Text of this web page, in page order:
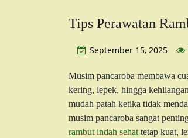
Tips Perawatan
September 15, 2025
Musim pancaroba membawa
kering, lepek, hingga
mudah patah ketika tidak
musim pancaroba sangat
rambut indah sehat tetap kuat,